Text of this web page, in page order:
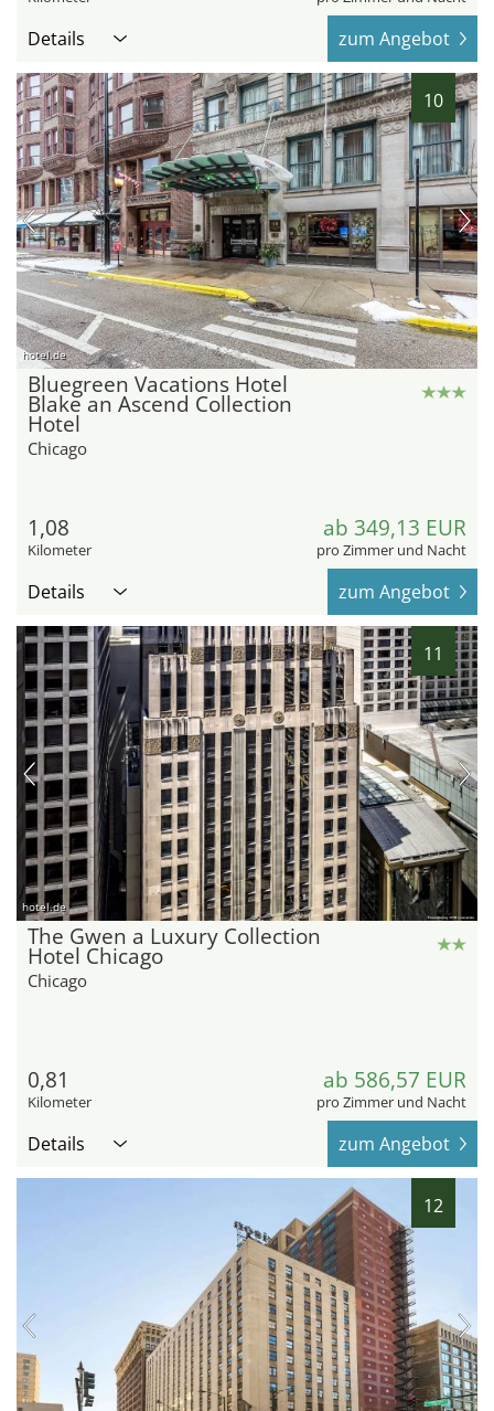
Details zum Angebot
10
hotel.de
Bluegreen Vacations Hotel
Blake an Ascend Collection
Hotel
Chicago
1,08
Kilometer
ab 349,13 EUR
pro Zimmer und Nacht
Details zum Angebot
11
hotel.de
The Gwen a Luxury Collection
Hotel Chicago
Chicago
0,81
Kilometer
ab 586,57 EUR
pro Zimmer und Nacht
Details zum Angebot
12